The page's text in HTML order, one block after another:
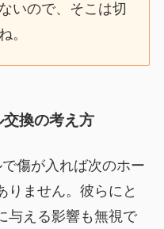
いので、そこは切
。
換の考え方
傷が入れば次のホー
りません。彼らにと
与える影響も無視で